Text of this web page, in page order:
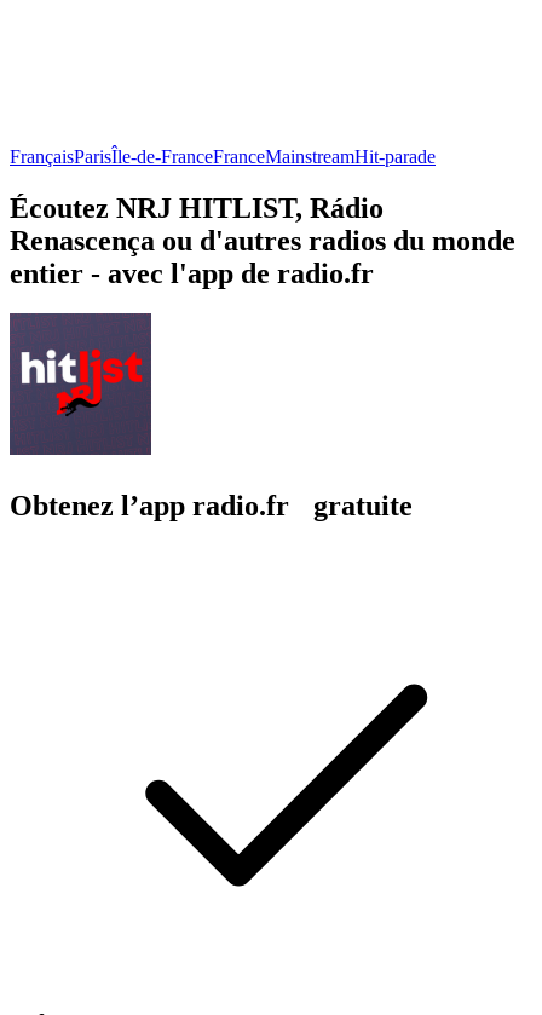
FrançaisParisÎle-de-FranceFranceMainstreamHit-parade
Écoutez NRJ HITLIST, Rádio
Renascença ou d'autres radios du monde
entier - avec l'app de radio.fr
Obtenez l’app radio.fr gratuite